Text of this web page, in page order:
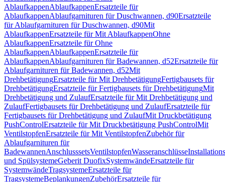
AblaufkappenAblaufkappenErsatzteile für
AblaufkappenAblaufgarnituren für Duschwannen, d90Ersatzteile
für Ablaufgarnituren für Duschwannen, d90Mit
AblaufkappenErsatzteile für Mit AblaufkappenOhne
AblaufkappenErsatzteile für Ohne
AblaufkappenAblaufkappenErsatzteile für
AblaufkappenAblaufgarnituren für Badewannen, d52Ersatzteile für
Ablaufgarnituren für Badewannen, d52Mit
DrehbetätigungErsatzteile für Mit DrehbetätigungFertigbausets für
DrehbetätigungErsatzteile für Fertigbausets für DrehbetätigungMit
Drehbetätigung und ZulaufErsatzteile für Mit Drehbetätigung und
ZulaufFertigbausets für Drehbetätigung und ZulaufErsatzteile für
Fertigbausets für Drehbetätigung und ZulaufMit Druckbetätigung
PushControlErsatzteile für Mit Druckbetätigung PushControlMit
VentilstopfenErsatzteile für Mit VentilstopfenZubehör für
Ablaufgarnituren für
BadewannenAnschlusssetsVentilstopfenWasseranschlüsse
und SpülsystemeGeberit DuofixSystemwändeErsatzteile für
SystemwändeTragsystemeErsatzteile für
TragsystemeBeplankungenZubehörErsatzteile für